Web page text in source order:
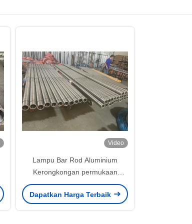
Video
Lampu Bar Rod Aluminium
Kerongkongan permukaan
dipoles 1000mm - 8000mm
Dapatkan Harga Terbaik